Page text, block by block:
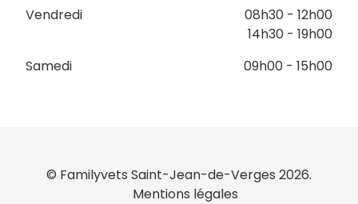
Vendredi
08h30 - 12h00
14h30 - 19h00
Samedi
09h00 - 15h00
© Familyvets Saint-Jean-de-Verges 2026.
Mentions légales